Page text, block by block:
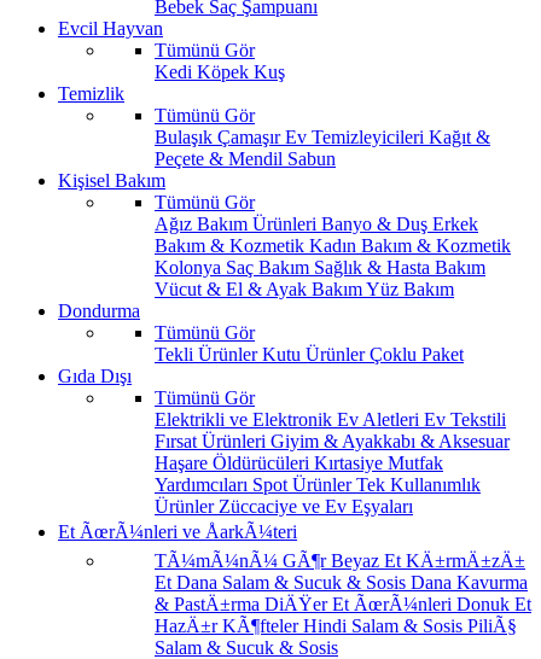
Bebek Saç Şampuanı
Evcil Hayvan
Tümünü Gör
Kedi Köpek Kuş
Temizlik
Tümünü Gör
Bulaşık ÇamaşırEv Temizleyicileri Kağıt &
Peçete & Mendil Sabun
Kişisel Bakım
Tümünü Gör
Ağız Bakım Ürünleri Banyo & Duş Erkek
Bakım & Kozmetik Kadın Bakım & Kozmetik
Kolonya Saç Bakım Sağlık & Hasta Bakım
Vücut & El & Ayak BakımYüz Bakım
Dondurma
Tümünü Gör
Tekli ÜrünlerKutu ÜrünlerÇoklu Paket
Gıda Dışı
Tümünü Gör
Elektrikli ve Elektronik Ev Aletleri Ev Tekstili
Fırsat Ürünleri Giyim & Ayakkabı & Aksesuar
Haşare Öldürücüleri Kırtasiye Mutfak
Yardımcıları Spot ÜrünlerTek Kullanımlık
Ürünler Züccaciye ve Ev Eşyaları
Et ÃœrÃ¼nleri ve ÅarkÃ¼teri
TÃ¼mÃ¼nÃ¼ GÃ¶rBeyaz Et KÄ±rmÄ±zÄ±
Et Dana Salam & Sucuk & Sosis Dana Kavurma
& PastÄ±rma DiÄŸer Et ÃœrÃ¼nleri Donuk Et
HazÄ±r KÃ¶ftelerHindi Salam & Sosis PiliÃ§
Salam & Sucuk & Sosis